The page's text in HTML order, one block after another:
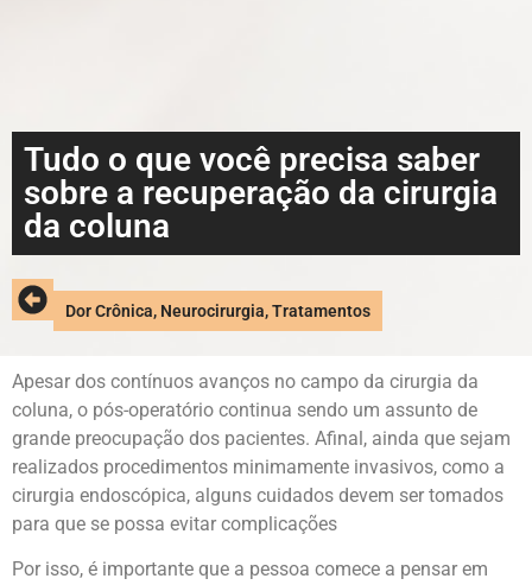
Tudo o que você precisa saber
sobre a recuperação da cirurgia
da coluna
Dor Crônica, Neurocirurgia,Tratamentos
Apesar dos contínuos avanços no campo da cirurgia da
coluna, o pós-operatório continua sendo um assunto de
grande preocupação dos pacientes. Afinal, ainda que sejam
realizados procedimentos minimamente invasivos, como a
cirurgia endoscópica, alguns cuidados devem ser tomados
para que se possa evitar complicações
Por isso, é importante que a pessoa comece a pensar em